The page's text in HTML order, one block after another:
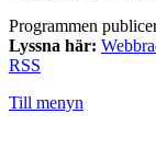
Programmen
Lyssna här:
RSS
Till menyn